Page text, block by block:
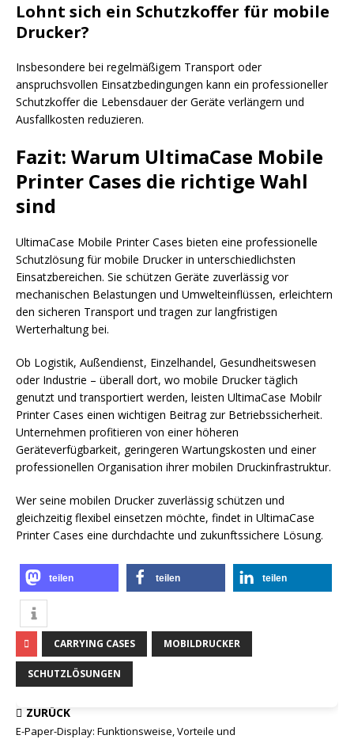
Lohnt sich ein Schutzkoffer für mobile
Drucker?
Insbesondere bei regelmäßigem Transport oder
anspruchsvollen Einsatzbedingungen kann ein professioneller
Schutzkoffer die Lebensdauer der Geräte verlängern und
Ausfallkosten reduzieren.
Fazit: Warum UltimaCase Mobile
Printer Cases die richtige Wahl
sind
UltimaCase Mobile Printer Cases bieten eine professionelle
Schutzlösung für mobile Drucker in unterschiedlichsten
Einsatzbereichen. Sie schützen Geräte zuverlässig vor
mechanischen Belastungen und Umwelteinflüssen, erleichtern
den sicheren Transport und tragen zur langfristigen
Werterhaltung bei.
Ob Logistik, Außendienst, Einzelhandel, Gesundheitswesen
oder Industrie – überall dort, wo mobile Drucker täglich
genutzt und transportiert werden, leisten UltimaCase Mobilr
Printer Cases einen wichtigen Beitrag zur Betriebssicherheit.
Unternehmen profitieren von einer höheren
Geräteverfügbarkeit, geringeren Wartungskosten und einer
professionellen Organisation ihrer mobilen Druckinfrastruktur.
Wer seine mobilen Drucker zuverlässig schützen und
gleichzeitig flexibel einsetzen möchte, findet in UltimaCase
Printer Cases eine durchdachte und zukunftssichere Lösung.
teilen teilen teilen
CARRYING CASES MOBILDRUCKER
SCHUTZLÖSUNGEN
ZURÜCK
E-Paper-Display: Funktionsweise, Vorteile und